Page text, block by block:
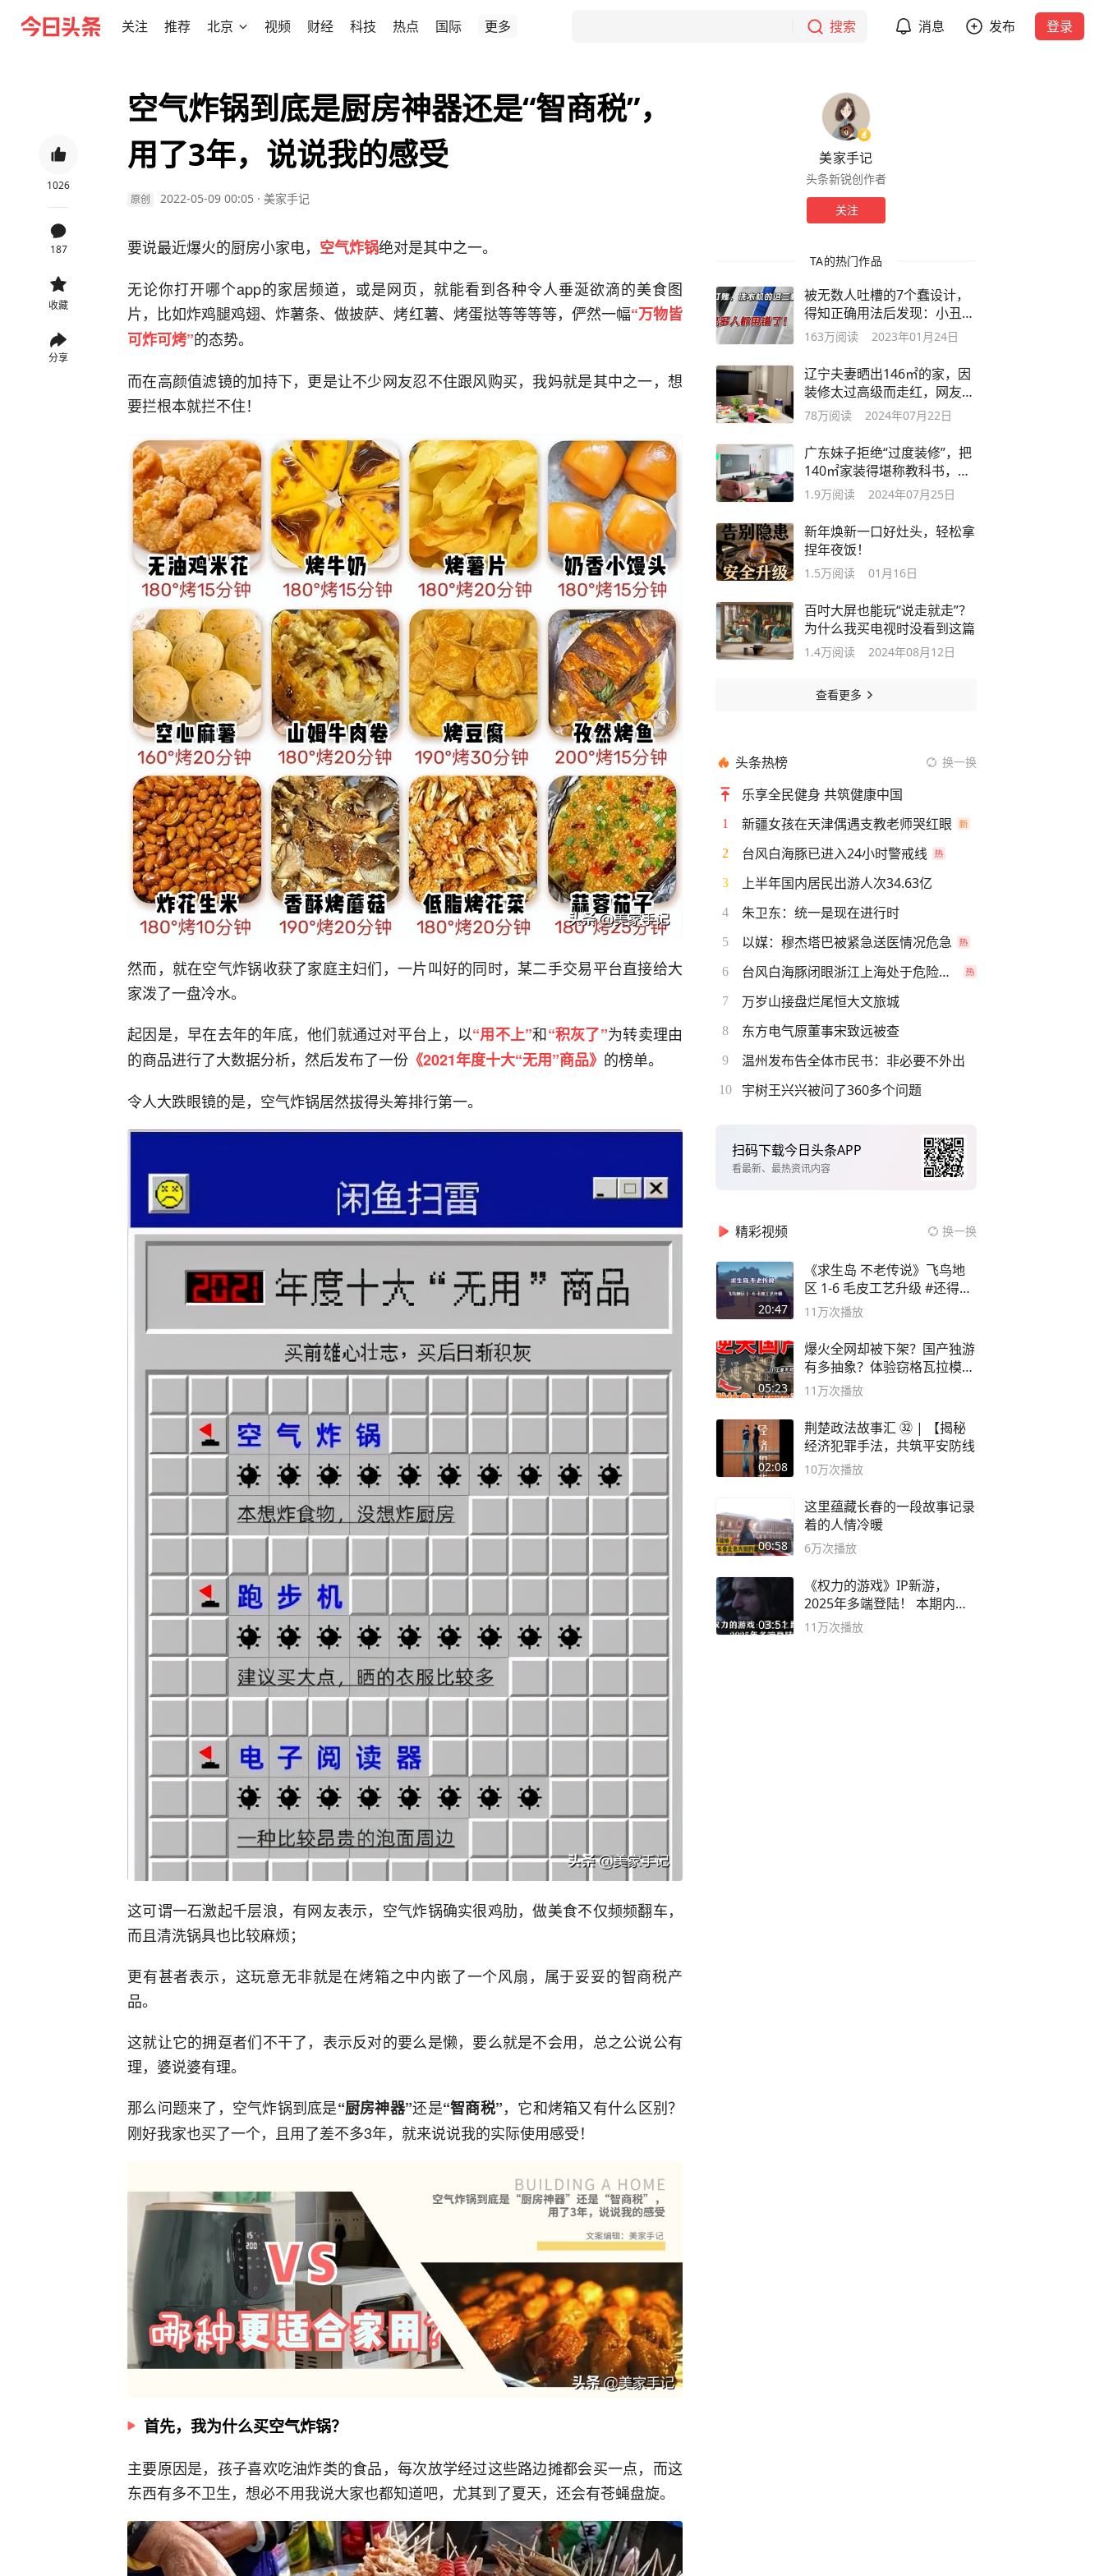
关注 推荐 北京 视频 财经 科技 热点 国际 更多 搜索 消息 发布 登录
1026
187
收藏
分享
空气炸锅到底是厨房神器还是“智商税”，
用了3年，说说我的感受
原创 2022-05-09 00:05 · 美家手记
要说最近爆火的厨房小家电， 空气炸锅绝对是其中之一。
无论你打开哪个app的家居频道，或是网页，就能看到各种令人垂涎欲滴的美食图
片，比如炸鸡腿鸡翅、炸薯条、做披萨、烤红薯、烤蛋挞等等等等，俨然一幅“万物皆
可炸可烤”的态势。
而在高颜值滤镜的加持下，更是让不少网友忍不住跟风购买，我妈就是其中之一，想
要拦根本就拦不住！
然而，就在空气炸锅收获了家庭主妇们，一片叫好的同时，某二手交易平台直接给大
家泼了一盘冷水。
起因是，早在去年的年底，他们就通过对平台上，以“用不上”和“积灰了”为转卖理由
的商品进行了大数据分析，然后发布了一份 《2021年度十大“无用”商品》 的榜单。
令人大跌眼镜的是，空气炸锅居然拔得头筹排行第一。
这可谓一石激起千层浪，有网友表示，空气炸锅确实很鸡肋，做美食不仅频频翻车，
而且清洗锅具也比较麻烦；
更有甚者表示，这玩意无非就是在烤箱之中内嵌了一个风扇，属于妥妥的智商税产
品。
这就让它的拥趸者们不干了，表示反对的要么是懒，要么就是不会用，总之公说公有
理，婆说婆有理。
那么问题来了，空气炸锅到底是“厨房神器”还是“智商税”，它和烤箱又有什么区别？
刚好我家也买了一个，且用了差不多3年，就来说说我的实际使用感受！
首先，我为什么买空气炸锅？
主要原因是，孩子喜欢吃油炸类的食品，每次放学经过这些路边摊都会买一点，而这
东西有多不卫生，想必不用我说大家也都知道吧，尤其到了夏天，还会有苍蝇盘旋。
美家手记
头条新锐创作者
关注
TA的热门作品
被无数人吐槽的7个蠢设计，
得知正确用法后发现：小丑竟
是我自己
163万阅读 2023年01月24日
辽宁夫妻晒出146㎡的家，因
装修太过高级而走红，网友：
太漂亮了
78万阅读 2024年07月22日
广东妹子拒绝“过度装修”，把
140㎡家装得堪称教科书，太
高级了
1.9万阅读 2024年07月25日
新年焕新一口好灶头，轻松拿
捏年夜饭！
1.5万阅读 01月16日
百吋大屏也能玩“说走就走”？
为什么我买电视时没看到这篇
1.4万阅读 2024年08月12日
查看更多
头条热榜 换一换
乐享全民健身 共筑健康中国
1 新疆女孩在天津偶遇支教老师哭红眼
2 台风白海豚已进入24小时警戒线
3 上半年国内居民出游人次34.63亿
4 朱卫东：统一是现在进行时
5 以媒：穆杰塔巴被紧急送医情况危急
6 台风白海豚闭眼浙江上海处于危险半圆
7 万岁山接盘烂尾恒大文旅城
8 东方电气原董事宋致远被查
9 温州发布告全体市民书：非必要不外出
10 宇树王兴兴被问了360多个问题
扫码下载今日头条APP
看最新、最热资讯内容
精彩视频 换一换
20:47
《求生岛 不老传说》飞鸟地
区 1-6 毛皮工艺升级 #还得是
主机大作
11万次播放
05:23
爆火全网却被下架？国产独游
有多抽象？体验窃格瓦拉模拟
器！
11万次播放
02:08
荆楚政法故事汇 ㉜ | 【揭秘
经济犯罪手法，共筑平安防线
10万次播放
00:58
这里蕴藏长春的一段故事记录
着的人情冷暖
6万次播放
03:51
《权力的游戏》IP新游，
2025年多端登陆！ 本期内容
概要
11万次播放